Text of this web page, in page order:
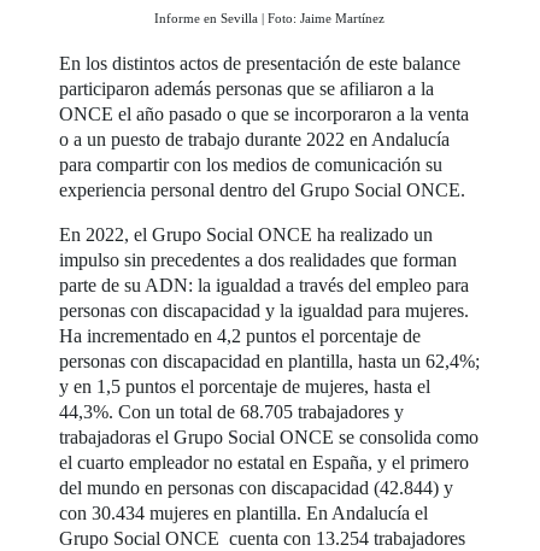
Informe en Sevilla | Foto: Jaime Martínez
En los distintos actos de presentación de este balance
participaron además personas que se afiliaron a la
ONCE el año pasado o que se incorporaron a la venta
o a un puesto de trabajo durante 2022 en Andalucía
para compartir con los medios de comunicación su
experiencia personal dentro del Grupo Social ONCE.
En 2022, el Grupo Social ONCE ha realizado un
impulso sin precedentes a dos realidades que forman
parte de su ADN: la igualdad a través del empleo para
personas con discapacidad y la igualdad para mujeres.
Ha incrementado en 4,2 puntos el porcentaje de
personas con discapacidad en plantilla, hasta un 62,4%;
y en 1,5 puntos el porcentaje de mujeres, hasta el
44,3%. Con un total de 68.705 trabajadores y
trabajadoras el Grupo Social ONCE se consolida como
el cuarto empleador no estatal en España, y el primero
del mundo en personas con discapacidad (42.844) y
con 30.434 mujeres en plantilla. En Andalucía el
Grupo Social ONCE cuenta con 13.254 trabajadores